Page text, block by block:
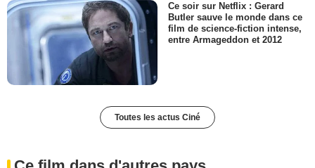
Ce soir sur Netflix : Gerard
Butler sauve le monde dans ce
film de science-fiction intense,
entre Armageddon et 2012
Toutes les actus Ciné